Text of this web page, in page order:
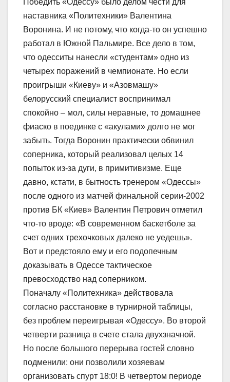
Победить «Одессу» было делом чести для
наставника «Политехники» Валентина
Воронина. И не потому, что когда-то он успешно
работал в Южной Пальмире. Все дело в том,
что одесситы нанесли «студентам» одно из
четырех поражений в чемпионате. Но если
проигрыши «Киеву» и «Азовмашу»
белорусский специалист воспринимал
спокойно – мол, силы неравные, то домашнее
фиаско в поединке с «акулами» долго не мог
забыть. Тогда Воронин практически обвинил
соперника, который реализовал целых 14
попыток из-за дуги, в примитивизме. Еще
давно, кстати, в бытность тренером «Одессы»
после одного из матчей финальной серии-2002
против БК «Киев» Валентин Петрович отметил
что-то вроде: «В современном баскетболе за
счет одних трехочковых далеко не уедешь».
Вот и предстояло ему и его подопечным
доказывать в Одессе тактическое
превосходство над соперником.
Поначалу «Политехника» действовала
согласно расстановке в турнирной таблицы,
без проблем переигрывая «Одессу». Во второй
четверти разница в счете стала двухзначной.
Но после большого перерыва гостей словно
подменили: они позволили хозяевам
организовать спурт 18:0! В четвертом периоде